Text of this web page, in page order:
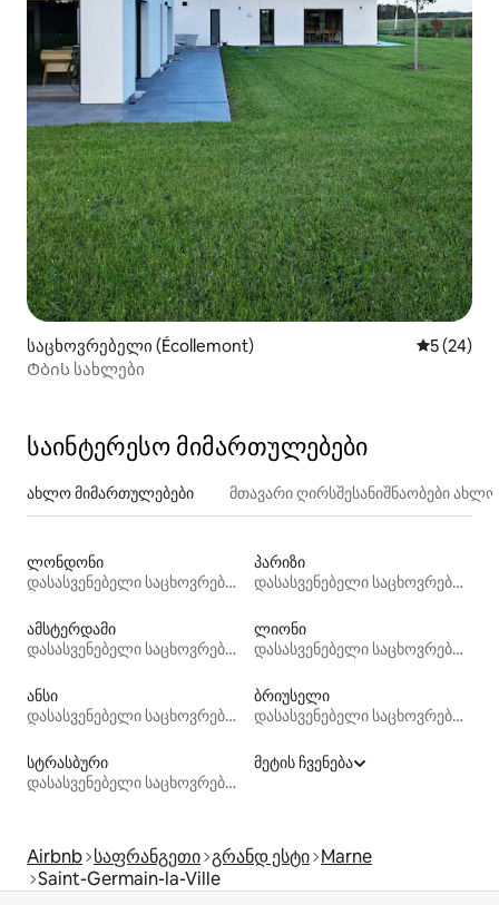
საცხოვრებელი (Écollemont) საშუალო
5 (24)
Ტბის სახლები
საინტერესო მიმართულებები
ახლო მიმართულებები მთავარი ღირსშესანიშნაობები
ლონდონი
დასასვენებელი საცხოვრებლები
პარიზი
დასასვენებელი საცხოვრებლები
ამსტერდამი
დასასვენებელი საცხოვრებლები
ლიონი
დასასვენებელი საცხოვრებლები
ანსი
დასასვენებელი საცხოვრებლები
ბრიუსელი
დასასვენებელი საცხოვრებლები
სტრასბური
დასასვენებელი საცხოვრებლები
მეტის ჩვენება
Airbnb საფრანგეთი გრანდ ესტი Marne
Saint-Germain-la-Ville